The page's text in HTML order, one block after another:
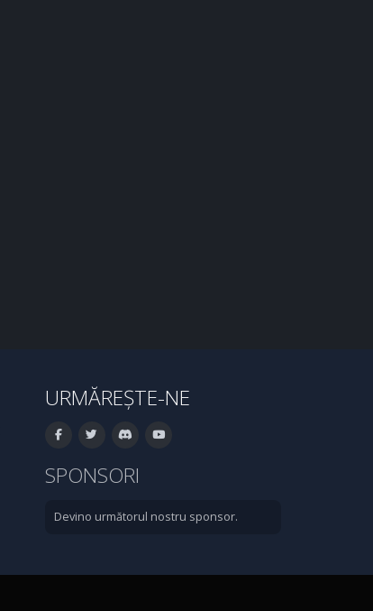
URMĂREȘTE-NE
SPONSORI
Devino următorul nostru sponsor.